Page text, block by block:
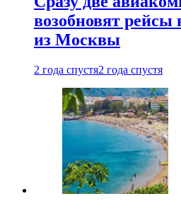
возобновят рейсы
из Москвы
2 года спустя2 года спустя